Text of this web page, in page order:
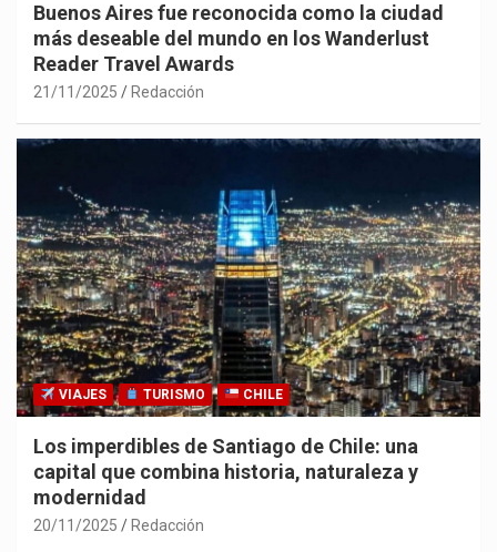
Buenos Aires fue reconocida como la ciudad
más deseable del mundo en los Wanderlust
Reader Travel Awards
21/11/2025 Redacción
VIAJES TURISMO CHILE
Los imperdibles de Santiago de Chile: una
capital que combina historia, naturaleza y
modernidad
20/11/2025 Redacción